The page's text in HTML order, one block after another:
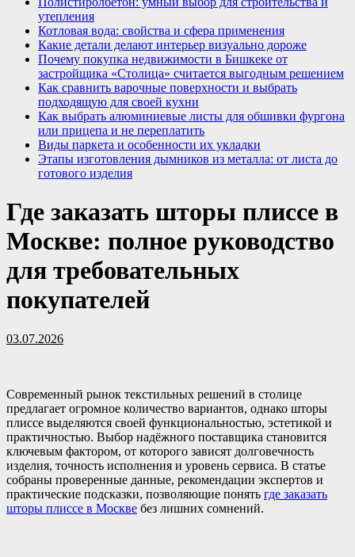
утепления
Котловая вода: свойства и сфера применения
Какие детали делают интерьер визуально дороже
Почему покупка недвижимости в Бишкеке от
застройщика «Столица» считается выгодным решением
Как сравнить варочные поверхности и выбрать
подходящую для своей кухни
Как выбрать алюминиевые листы для обшивки фургона
или прицепа и не переплатить
Виды паркета и особенности их укладки
Этапы изготовления дымников из металла: от листа до
готового изделия
Где заказать шторы плиссе в
Москве: полное руководство
для требовательных
покупателей
03.07.2026
Современный рынок текстильных решений в столице
предлагает огромное количество вариантов, однако шторы
плиссе выделяются своей функциональностью, эстетикой и
практичностью. Выбор надёжного поставщика становится
ключевым фактором, от которого зависят долговечность
изделия, точность исполнения и уровень сервиса. В статье
собраны проверенные данные, рекомендации экспертов и
практические подсказки, позволяющие понять где заказать
шторы плиссе в Москве без лишних сомнений.